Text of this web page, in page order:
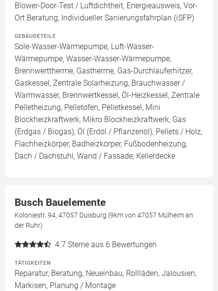
Blower-Door-Test / Luftdichtheit, Energieausweis, Vor-
Ort Beratung, Individueller Sanierungsfahrplan (iSFP)
GEBÄUDETEILE
Sole-Wasser-Wärmepumpe, Luft-Wasser-
Wärmepumpe, Wasser-Wasser-Wärmepumpe,
Brennwerttherme, Gastherme, Gas-Durchlauferhitzer,
Gaskessel, Zentrale Solarheizung, Brauchwasser /
Warmwasser, Brennwertkessel, Öl-Heizkessel, Zentrale
Pelletheizung, Pelletofen, Pelletkessel, Mini
Blockheizkraftwerk, Mikro Blockheizkraftwerk, Gas
(Erdgas / Biogas), Öl (Erdöl / Pflanzenöl), Pellets / Holz,
Flachheizkörper, Badheizkörper, Fußbodenheizung,
Dach / Dachstuhl, Wand / Fassade, Kellerdecke
Busch Bauelemente
Koloniestr. 94, 47057 Duisburg (9km von 47057 Mülheim an
der Ruhr)
4.7 Sterne aus 6 Bewertungen
TÄTIGKEITEN
Reparatur, Beratung, Neueinbau, Rollläden, Jalousien,
Markisen, Planung / Montage